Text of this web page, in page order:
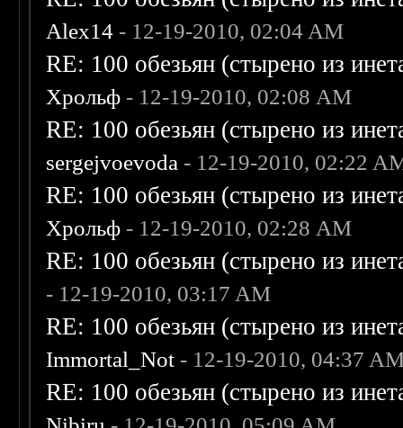
Alex14 - 12-19-2010, 02:04 AM
RE: 100 обезьян (стырено из
Хрольф - 12-19-2010, 02:08 AM
RE: 100 обезьян (стырено из
sergejvoevoda - 12-19-2010, 02:22
RE: 100 обезьян (стырено из
Хрольф - 12-19-2010, 02:28 AM
RE: 100 обезьян (стырено из
- 12-19-2010, 03:17 AM
RE: 100 обезьян (стырено из
Immortal_Not - 12-19-2010, 04:37
RE: 100 обезьян (стырено из